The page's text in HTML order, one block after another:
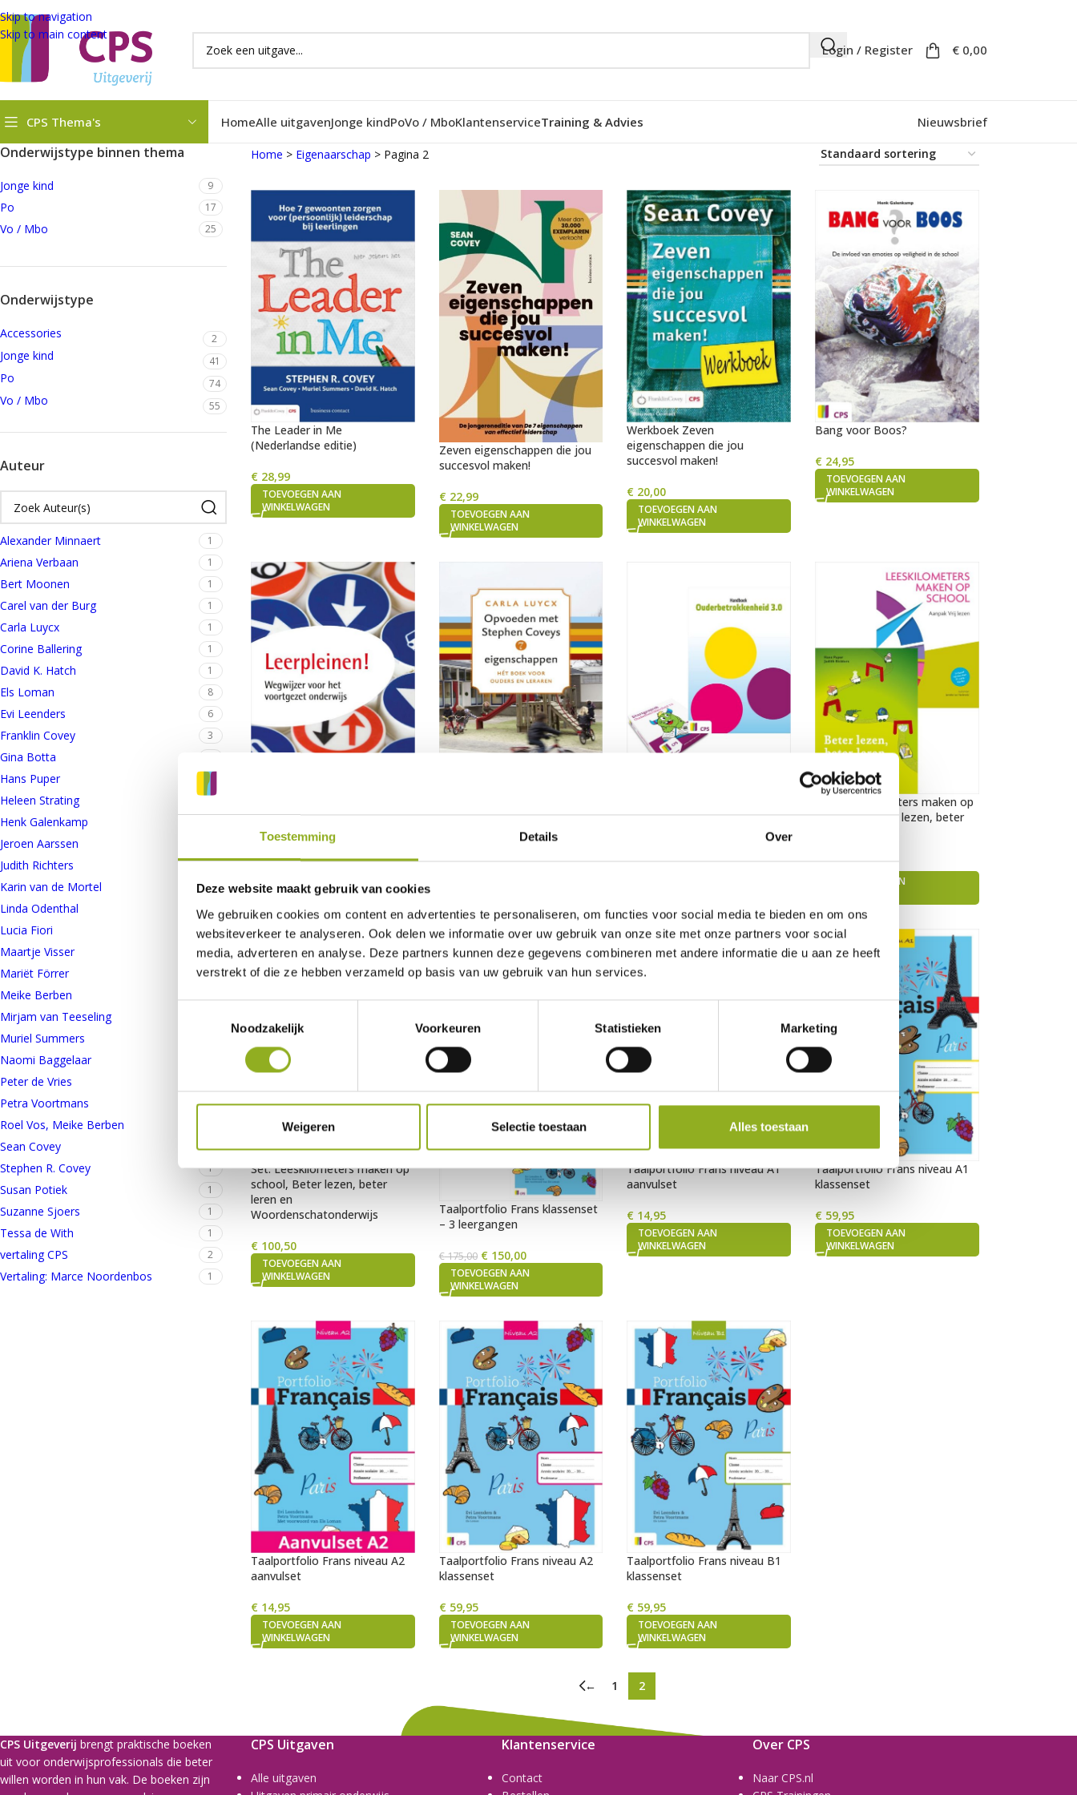
Toestemming Details Over
Deze website maakt gebruik van cookies
We gebruiken cookies om content en advertenties te personaliseren, om functies voor social media te bieden en om ons
websiteverkeer te analyseren. Ook delen we informatie over uw gebruik van onze site met onze partners voor social
media, adverteren en analyse. Deze partners kunnen deze gegevens combineren met andere informatie die u aan ze heeft
verstrekt of die ze hebben verzameld op basis van uw gebruik van hun services.
Noodzakelijk
Voorkeuren Statistieken Marketing
Weigeren Selectie toestaan Alles toestaan
Skip to navigation
Skip to main content
Login / Register € 0,00
CPS Thema's HomeAlle uitgavenJonge kindPoVo / MboKlantenserviceTraining & Advies Nieuwsbrief
Onderwijstype binnen thema
Jonge kind 9
Po 17
Vo / Mbo 25
Onderwijstype
Accessories 2
Jonge kind 41
Po 74
Vo / Mbo 55
Auteur
Alexander Minnaert 1
Ariena Verbaan 1
Bert Moonen 1
Carel van der Burg 1
Carla Luycx 1
Corine Ballering 1
David K. Hatch 1
Els Loman 8
Evi Leenders 6
Franklin Covey 3
Gina Botta
Hans Puper 2
Heleen Strating 1
Henk Galenkamp
Jeroen Aarssen
Judith Richters 2
Karin van de Mortel 2
Linda Odenthal
Lucia Fiori 3
Maartje Visser 1
Mariët Förrer 1
Meike Berben
Mirjam van Teeseling
Muriel Summers
Naomi Baggelaar
Peter de Vries
Petra Voortmans 6
Roel Vos, Meike Berben
Sean Covey 4
Stephen R. Covey 1
Susan Potiek 1
Suzanne Sjoers 1
Tessa de With 1
vertaling CPS 2
Vertaling: Marce Noordenbos 1
Home > Eigenaarschap > Pagina 2
The Leader in Me
(Nederlandse editie)
€28,99
TOEVOEGEN AAN
WINKELWAGEN
Zeven eigenschappen die jou
succesvol maken!
€22,99
TOEVOEGEN AAN
WINKELWAGEN
Werkboek Zeven
eigenschappen die jou
succesvol maken!
€ 20,00
TOEVOEGEN AAN
WINKELWAGEN
Bang voor Boos?
€ 24,95
TOEVOEGEN AAN
WINKELWAGEN
29,95
WINKELWAGEN
Coveys 7 eigenschappen
TOEVOEGEN AAN
Handboek Ouderbetrokkenheid
€57,50
Set: Leeskilometers maken op
school en Beter lezen, beter
€66,00
TOEVOEGEN AAN
Set: Leeskilometers maken op
school, Beter lezen, beter
leren en
Woordenschatonderwijs
€100,50
TOEVOEGEN AAN
WINKELWAGEN
-14%
Taalportfolio Frans klassenset
– 3 leergangen
€175,00 €150,00
TOEVOEGEN AAN
WINKELWAGEN
Taalportfolio Frans niveau A1
aanvulset
€ 14,95
TOEVOEGEN AAN
WINKELWAGEN
Taalportfolio Frans niveau A1
klassenset
€ 59,95
TOEVOEGEN AAN
WINKELWAGEN
Taalportfolio Frans niveau A2
aanvulset
€14,95
TOEVOEGEN AAN
WINKELWAGEN
Taalportfolio Frans niveau A2
klassenset
€59,95
TOEVOEGEN AAN
WINKELWAGEN
Taalportfolio Frans niveau B1
klassenset
€ 59,95
TOEVOEGEN AAN
WINKELWAGEN
← 1 2
CPS Uitgeverij brengt praktische boeken
uit voor onderwijsprofessionals die beter
willen worden in hun vak. De boeken zijn
CPS Uitgaven
Alle uitgaven
Klantenservice
Contact
Over CPS
Naar CPS.nl